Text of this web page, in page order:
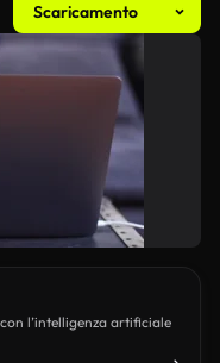
Scaricamento
l’intelligenza artificiale